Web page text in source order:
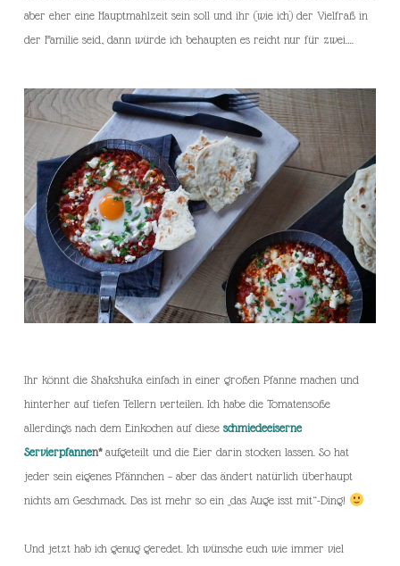
aber eher eine Hauptmahlzeit sein soll und ihr (wie ich) der Vielfraß in
der Familie seid, dann würde ich behaupten es reicht nur für zwei….
Ihr könnt die Shakshuka einfach in einer großen Pfanne machen und
hinterher auf tiefen Tellern verteilen. Ich habe die Tomatensoße
allerdings nach dem Einkochen auf diese schmiedeeiserne
Servierpfannen*aufgeteilt und die Eier darin stocken lassen. So hat
jeder sein eigenes Pfännchen – aber das ändert natürlich überhaupt
nichts am Geschmack. Das ist mehr so ein „das Auge isst mit“-Ding!
Und jetzt hab ich genug geredet. Ich wünsche euch wie immer viel